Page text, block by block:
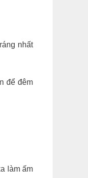
nhất
để đêm
làm ấm